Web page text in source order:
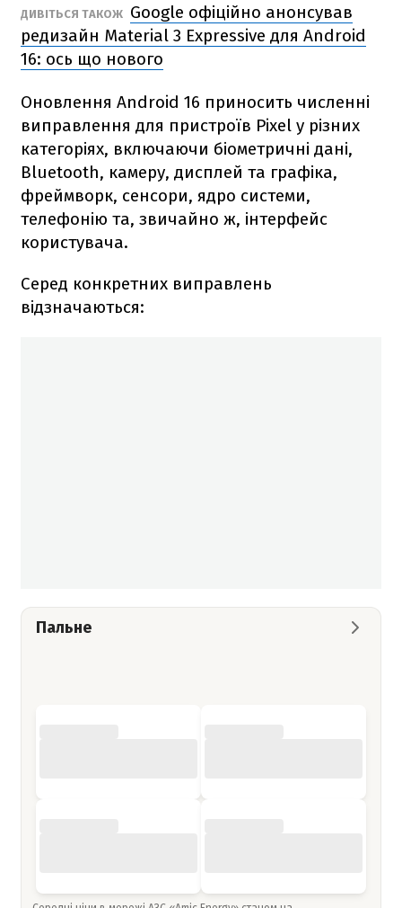
ДИВІТЬСЯ ТАКОЖ Google офіційно анонсував
редизайн Material 3 Expressive для Android
16: ось що нового
Оновлення Android 16 приносить численні
виправлення для пристроїв Pixel у різних
категоріях, включаючи біометричні дані,
Bluetooth, камеру, дисплей та графіка,
фреймворк, сенсори, ядро системи,
телефонію та, звичайно ж, інтерфейс
користувача.
Серед конкретних виправлень
відзначаються:
Пальне